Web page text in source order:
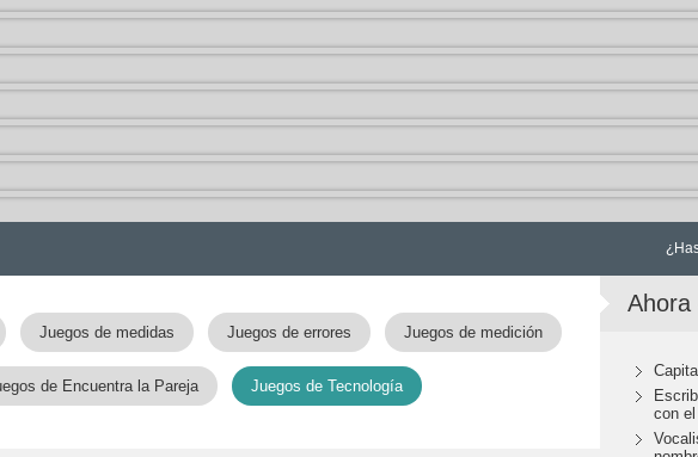
Juegos de medidas Juegos de errores Juegos de medición
de Encuentra la Pareja Juegos de Tecnología
Ahora
con el